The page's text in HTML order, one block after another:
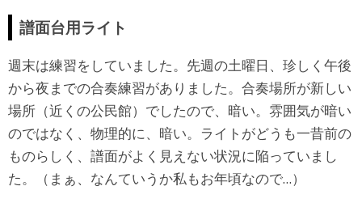
譜面台用ライト
週末は練習をしていました。先週の土曜日、珍しく午後
から夜までの合奏練習がありました。合奏場所が新しい
場所（近くの公民館）でしたので、暗い。雰囲気が暗い
のではなく、物理的に、暗い。ライトがどうも一昔前の
ものらしく、譜面がよく見えない状況に陥っていまし
た。（まぁ、なんていうか私もお年頃なので…）